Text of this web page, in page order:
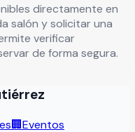
directamente en
salón y solicitar una
verificar
de forma segura.
🏢Eventos